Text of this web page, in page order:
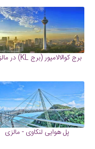
برج کوالالامپور (برج KL) در مالزی
پل هوایی لنکاوی - مالزی